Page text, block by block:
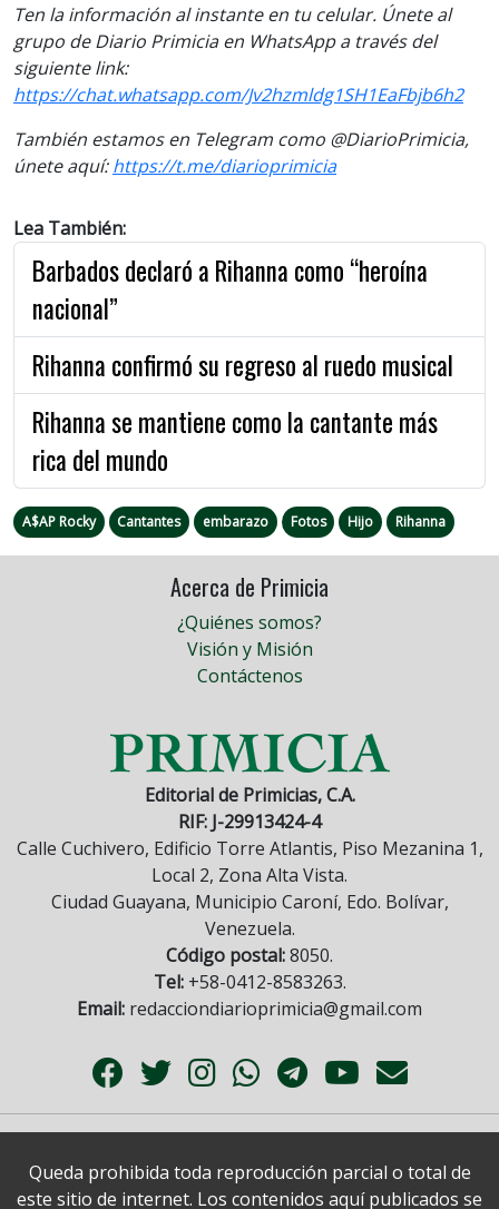
Ten la información al instante en tu celular. Únete al
grupo de Diario Primicia en WhatsApp a través del
siguiente link:
https://chat.whatsapp.com/Jv2hzmldg1SH1EaFbjb6h2
También estamos en Telegram como @DiarioPrimicia,
únete aquí:https://t.me/diarioprimicia
Lea También:
Barbados declaró a Rihanna como “heroína
nacional”
Rihanna confirmó su regreso al ruedo musical
Rihanna se mantiene como la cantante más
rica del mundo
A$AP Rocky Cantantes embarazo Fotos Hijo Rihanna
Acerca de Primicia
¿Quiénes somos?
Visión y Misión
Contáctenos
Editorial de Primicias, C.A.
RIF: J-29913424-4
Calle Cuchivero, Edificio Torre Atlantis, Piso Mezanina 1,
Local 2, Zona Alta Vista.
Ciudad Guayana, Municipio Caroní, Edo. Bolívar,
Venezuela.
Código postal:8050.
Tel:+58-0412-8583263.
Email: redacciondiarioprimicia@gmail.com
Queda prohibida toda reproducción parcial o total de
este sitio de internet. Los contenidos aquí publicados se